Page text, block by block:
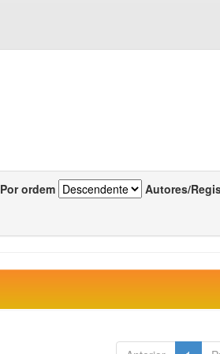
Por ordem Autores/